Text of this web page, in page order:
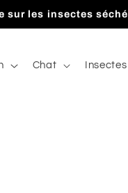
sur les insectes
Chat